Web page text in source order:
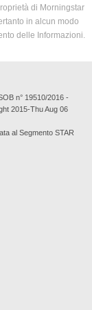
di Morningstar
in alcun modo
delle Informazioni.
n° 19510/2016 -
2015-Thu Aug 06
al Segmento STAR